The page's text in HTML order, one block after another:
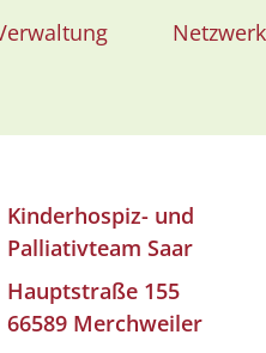
Kinderhospiz- und
Palliativteam Saar
Hauptstraße 155
66589 Merchweiler